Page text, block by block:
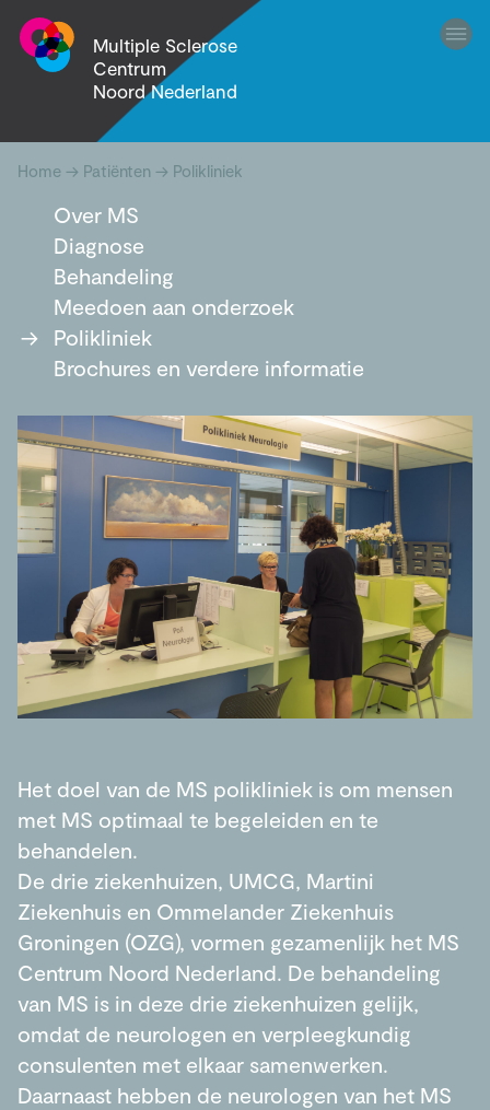
Multiple Sclerose
Centrum
Noord Nederland
Home → Patiënten → Polikliniek
Over MS
Diagnose
Behandeling
Meedoen aan onderzoek
Polikliniek
Brochures en verdere informatie
Het doel van de MS polikliniek is om mensen
met MS optimaal te begeleiden en te
behandelen.
De drie ziekenhuizen, UMCG, Martini
Ziekenhuis en Ommelander Ziekenhuis
Groningen (OZG), vormen gezamenlijk het MS
Centrum Noord Nederland. De behandeling
van MS is in deze drie ziekenhuizen gelijk,
omdat de neurologen en verpleegkundig
consulenten met elkaar samenwerken.
Daarnaast hebben de neurologen van het MS